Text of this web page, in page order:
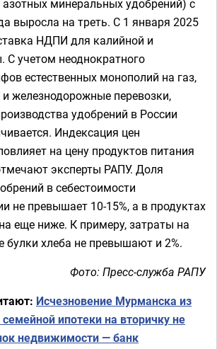
минеральных удобрений) с
выросла на треть. С 1 января 2025
НДПИ для калийной и
учетом неоднократного
естественных монополий на газ,
железнодорожные перевозки,
удобрений в России
Индексация цен
на цену продуктов питания
эксперты РАПУ. Доля
в себестоимости
не превышает 10-15%, а в продуктах
еще ниже. К примеру, затраты на
булки хлеба не превышают и 2%.
Фото: Пресс-служба РАПУ
Исчезновение Мурманска из
семейной ипотеки на вторичку не
недвижимости — банк